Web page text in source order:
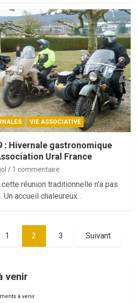
VIE ASSOCIATIVE
: Hivernale gastronomique
Ural France
1 commentaire
réunion traditionnelle n'a pas
accueil chaleureux…
1 2 3 Suivant
venir
à venir.